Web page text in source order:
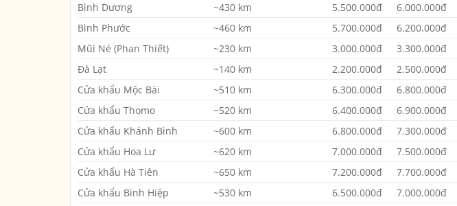
Bình Dương
~430 km 5.500.000đ 6.000.000đ
Bình Phước
~460 km 5.700.000đ 6.200.000đ
Mũi Né (Phan Thiết)
~230 km 3.000.000đ 3.300.000đ
Đà Lạt
~140 km 2.200.000đ 2.500.000đ
Cửa khẩu Mộc Bài
~510 km 6.300.000đ 6.800.000đ
Cửa khẩu Thomo
~520 km 6.400.000đ 6.900.000đ
Cửa khẩu Khánh Bình
~600 km 6.800.000đ 7.300.000đ
Cửa khẩu Hoa Lư
~620 km 7.000.000đ 7.500.000đ
Cửa khẩu Hà Tiên
~650 km 7.200.000đ 7.700.000đ
Cửa khẩu Bình Hiệp
~530 km 6.500.000đ 7.000.000đ